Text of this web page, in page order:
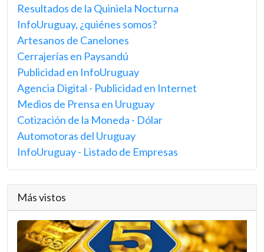
Resultados de la Quiniela Nocturna
InfoUruguay, ¿quiénes somos?
Artesanos de Canelones
Cerrajerías en Paysandú
Publicidad en InfoUruguay
Agencia Digital - Publicidad en Internet
Medios de Prensa en Uruguay
Cotización de la Moneda - Dólar
Automotoras del Uruguay
InfoUruguay - Listado de Empresas
Más vistos